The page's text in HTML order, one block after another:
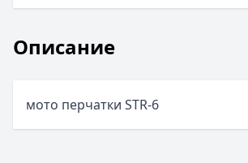
Описание
мото перчатки STR-6